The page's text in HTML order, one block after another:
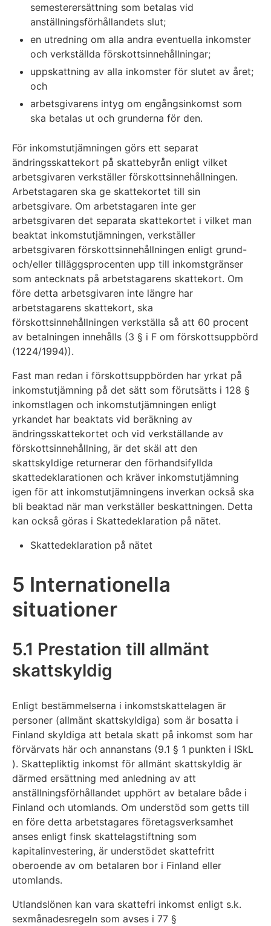
semesterersättning som betalas vid
anställningsförhållandets slut;
en utredning om alla andra eventuella inkomster
och verkställda förskottsinnehållningar;
uppskattning av alla inkomster för slutet av året;
och
arbetsgivarens intyg om engångsinkomst som
ska betalas ut och grunderna för den.
För inkomstutjämningen görs ett separat
ändringsskattekort på skattebyrån enligt vilket
arbetsgivaren verkställer förskottsinnehållningen.
Arbetstagaren ska ge skattekortet till sin
arbetsgivare. Om arbetstagaren inte ger
arbetsgivaren det separata skattekortet i vilket man
beaktat inkomstutjämningen, verkställer
arbetsgivaren förskottsinnehållningen enligt grund-
och/eller tilläggsprocenten upp till inkomstgränser
som antecknats på arbetstagarens skattekort. Om
före detta arbetsgivaren inte längre har
arbetstagarens skattekort, ska
förskottsinnehållningen verkställa så att 60 procent
av betalningen innehålls (3 § i F om förskottsuppbörd
(1224/1994)).
Fast man redan i förskottsuppbörden har yrkat på
inkomstutjämning på det sätt som förutsätts i 128 §
inkomstlagen och inkomstutjämningen enligt
yrkandet har beaktats vid beräkning av
ändringsskattekortet och vid verkställande av
förskottsinnehållning, är det skäl att den
skattskyldige returnerar den förhandsifyllda
skattedeklarationen och kräver inkomstutjämning
igen för att inkomstutjämningens inverkan också ska
bli beaktad när man verkställer beskattningen. Detta
kan också göras i Skattedeklaration på nätet.
Skattedeklaration på nätet
5 Internationella
situationer
5.1 Prestation till allmänt
skattskyldig
Enligt bestämmelserna i inkomstskattelagen är
personer (allmänt skattskyldiga) som är bosatta i
Finland skyldiga att betala skatt på inkomst som har
förvärvats här och annanstans (9.1 § 1 punkten i ISkL
). Skattepliktig inkomst för allmänt skattskyldig är
därmed ersättning med anledning av att
anställningsförhållandet upphört av betalare både i
Finland och utomlands. Om understöd som getts till
en före detta arbetstagares företagsverksamhet
anses enligt finsk skattelagstiftning som
kapitalinvestering, är understödet skattefritt
oberoende av om betalaren bor i Finland eller
utomlands.
Utlandslönen kan vara skattefri inkomst enligt s.k.
sexmånadesregeln som avses i 77 §